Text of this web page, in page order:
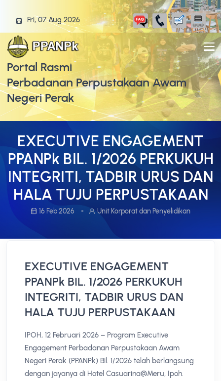
Fri, 07 Aug 2026
Portal Rasmi
Perbadanan Perpustakaan Awam
Negeri Perak
EXECUTIVE ENGAGEMENT
PPANPk BIL. 1/2026 PERKUKUH
INTEGRITI, TADBIR URUS DAN
HALA TUJU PERPUSTAKAAN
16 Feb 2026 Unit Korporat dan Penyelidikan
EXECUTIVE ENGAGEMENT
PPANPk BIL. 1/2026 PERKUKUH
INTEGRITI, TADBIR URUS DAN
HALA TUJU PERPUSTAKAAN
IPOH, 12 Februari 2026 – Program Executive
Engagement Perbadanan Perpustakaan Awam
Negeri Perak (PPANPk) Bil. 1/2026 telah berlangsung
dengan jayanya di Hotel Casuarina@Meru, Ipoh.